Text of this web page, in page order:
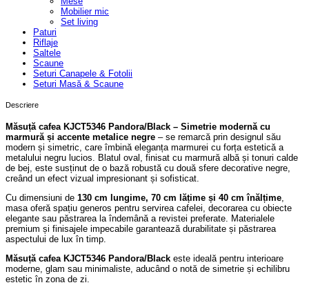
Mobilier mic
Set living
Paturi
Riflaje
Saltele
Scaune
Seturi Canapele & Fotolii
Seturi Masă & Scaune
Descriere
Măsuță cafea KJCT5346 Pandora/Black – Simetrie modernă cu
marmură și accente metalice negre – se remarcă prin designul său
modern și simetric, care îmbină eleganța marmurei cu forța estetică a
metalului negru lucios. Blatul oval, finisat cu marmură albă și tonuri calde
de bej, este susținut de o bază robustă cu două sfere decorative negre,
creând un efect vizual impresionant și sofisticat.
Cu dimensiuni de 130 cm lungime, 70 cm lățime și 40 cm înălțime
masa oferă spațiu generos pentru servirea cafelei, decorarea cu obiecte
elegante sau păstrarea la îndemână a revistei preferate. Materialele
premium și finisajele impecabile garantează durabilitate și păstrarea
aspectului de lux în timp.
Măsuță cafea KJCT5346 Pandora/Black este ideală pentru interioare
moderne, glam sau minimaliste, aducând o notă de simetrie și echilibru
estetic în zona de zi.